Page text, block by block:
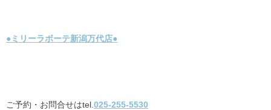
●ミリーラボーテ新潟万代店●
ご予約・お問合せはtel. 025-255-5530